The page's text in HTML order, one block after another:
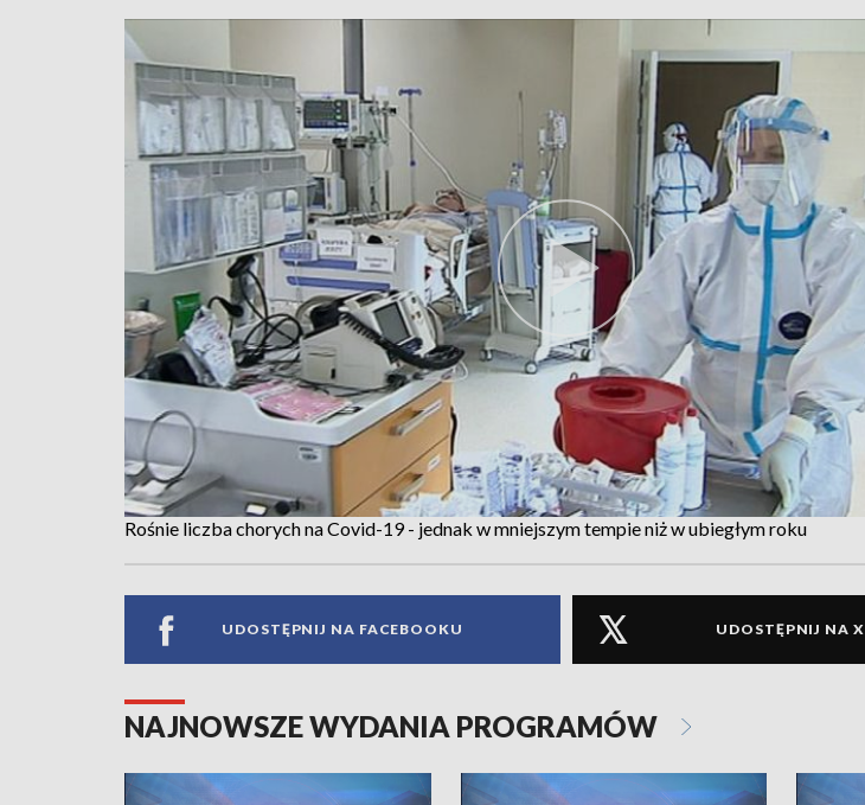
Rośnie liczba chorych na Covid-19 - jednak w mniejszym tempie niż w ubiegłym roku
UDOSTĘPNIJ NA FACEBOOKU UDOSTĘPNIJ NA X
NAJNOWSZE WYDANIA PROGRAMÓW